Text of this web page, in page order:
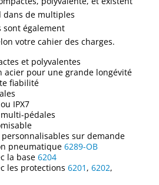
dans de multiples
sont également
votre cahier des charges.
et polyvalentes
acier pour une grande longévité
fiabilité
IPX7
pédales
sur demande
pneumatique 6289-OB
la base 6204
les protections 6201 , 6202,